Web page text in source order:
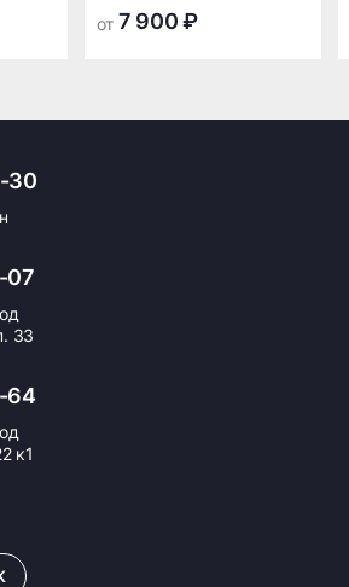
транспортной
компании в Нижнем
наличными при получении,
оформление кредита и
от 7 900 ₽
30
07
33
64
к1